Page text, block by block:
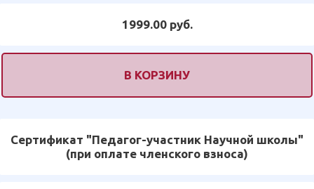
1999.00 руб.
В КОРЗИНУ
Сертификат "Педагог-участник Научной школы"
(при оплате членского взноса)